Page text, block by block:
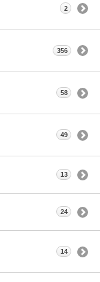
2
356
58
49
13
24
14